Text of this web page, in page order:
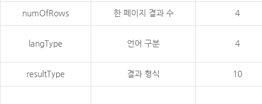
numOfRows 한 페이지 결과 수 4
langType 언어 구분 4
resultType 결과 형식 10